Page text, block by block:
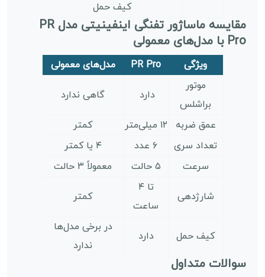
کیف حمل
مقایسه ماساژور تفنگی اینفینیتی مدل PR
Pro با مدل‌های معمولی
ویژگی PR Pro
مدل‌های معمولی
موتور
براشلس
دارد گاهی ندارد
عمق ضربه ۱۲ میلی‌متر
کمتر
تعداد سری
۶ عدد
۴ یا کمتر
سرعت
۵ حالت معمولاً ۳ حالت
شارژدهی
تا ۴
ساعت
کمتر
کیف حمل دارد
در برخی مدل‌ها
ندارد
سوالات متداول